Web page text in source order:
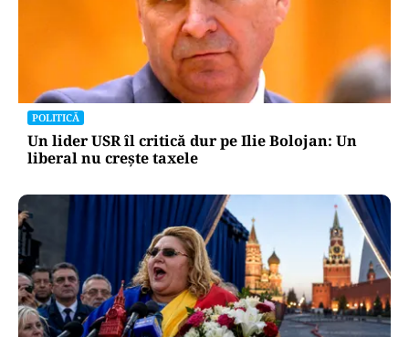
POLITICĂ
Un lider USR îl critică dur pe Ilie Bolojan: Un
liberal nu crește taxele